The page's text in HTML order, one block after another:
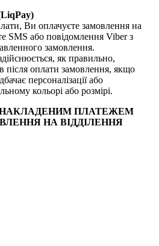
Ви оплачуєте замовлення на
SMS або повідомлення Viber з
замовлення.
як правильно,
після оплати замовлення, якщо
персоналізації або
кольорі або розмірі.
ПЛАТЕЖЕМ
НА ВІДДІЛЕННЯ